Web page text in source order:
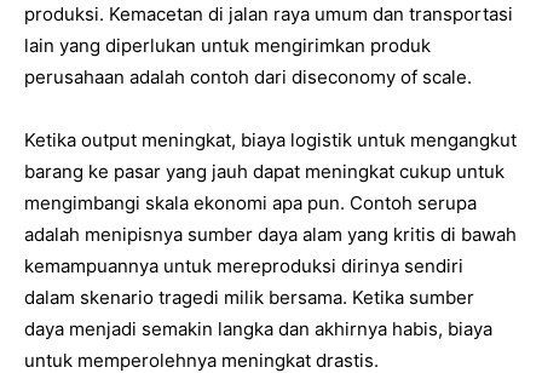
produksi. Kemacetan di jalan raya umum dan transportasi
lain yang diperlukan untuk mengirimkan produk
perusahaan adalah contoh dari diseconomy of scale.
Ketika output meningkat, biaya logistik untuk mengangkut
barang ke pasar yang jauh dapat meningkat cukup untuk
mengimbangi skala ekonomi apa pun. Contoh serupa
adalah menipisnya sumber daya alam yang kritis di bawah
kemampuannya untuk mereproduksi dirinya sendiri
dalam skenario tragedi milik bersama. Ketika sumber
daya menjadi semakin langka dan akhirnya habis, biaya
untuk memperolehnya meningkat drastis.